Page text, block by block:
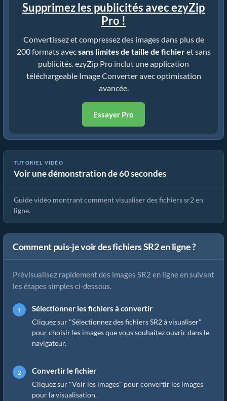
Supprimez les publicités avec ezyZip
Pro !
Convertissez et compressez des images dans plus de
200 formats avecsans limites de taille de fichieret sans
publicités. ezyZip Pro inclut une application
téléchargeable Image Converter avec optimisation
avancée.
Essayer Pro
TUTORIEL VIDÉO
Voir une démonstration de 60 secondes
Comment visualiser des fichiers sr2 en ligne
Guide vidéo montrant comment visualiser des fichiers sr2 en
ligne.
Comment puis-je voir des fichiers SR2 en ligne ?
Prévisualisez rapidement des images SR2 en ligne en suivant
les étapes simples ci-dessous.
Sélectionner les fichiers à convertir
Cliquez sur "Sélectionnez des fichiers SR2 à visualiser"
pour choisir les images que vous souhaitez ouvrir dans le
navigateur.
Convertir le fichier
Cliquez sur "Voir les images" pour convertir les images
pour la visualisation.